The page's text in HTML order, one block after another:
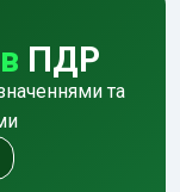
ПДР
та